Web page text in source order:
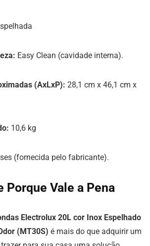
Easy Clean (cavidade interna).
(AxLxP): 28,1 cm x 46,1 cm x
10,6 kg
(fornecida pelo fabricante).
Porque Vale a Pena
Electrolux 20L cor Inox Espelhado
(MT30S) é mais do que adquirir um